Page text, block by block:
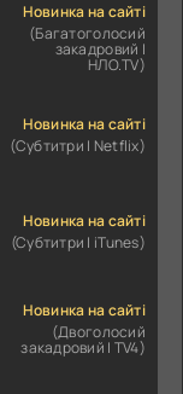
Новинка на сайті
(Багатоголосий
закадровий |
НЛО.TV)
Новинка на сайті
(Субтитри | Netflix)
Новинка на сайті
(Субтитри | iTunes)
Новинка на сайті
(Двоголосий
закадровий | TV4)